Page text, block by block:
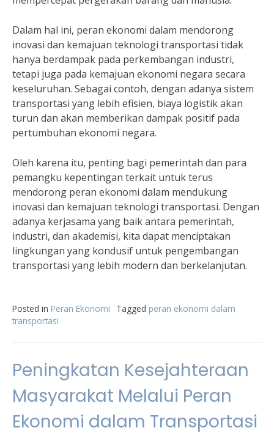
Dalam hal ini, peran ekonomi dalam mendorong
inovasi dan kemajuan teknologi transportasi tidak
hanya berdampak pada perkembangan industri,
tetapi juga pada kemajuan ekonomi negara secara
keseluruhan. Sebagai contoh, dengan adanya sistem
transportasi yang lebih efisien, biaya logistik akan
turun dan akan memberikan dampak positif pada
pertumbuhan ekonomi negara.
Oleh karena itu, penting bagi pemerintah dan para
pemangku kepentingan terkait untuk terus
mendorong peran ekonomi dalam mendukung
inovasi dan kemajuan teknologi transportasi. Dengan
adanya kerjasama yang baik antara pemerintah,
industri, dan akademisi, kita dapat menciptakan
lingkungan yang kondusif untuk pengembangan
transportasi yang lebih modern dan berkelanjutan.
Posted in Peran Ekonomi Tagged peran ekonomi dalam
transportasi
Peningkatan Kesejahteraan
Masyarakat Melalui Peran
Ekonomi dalam Transportasi